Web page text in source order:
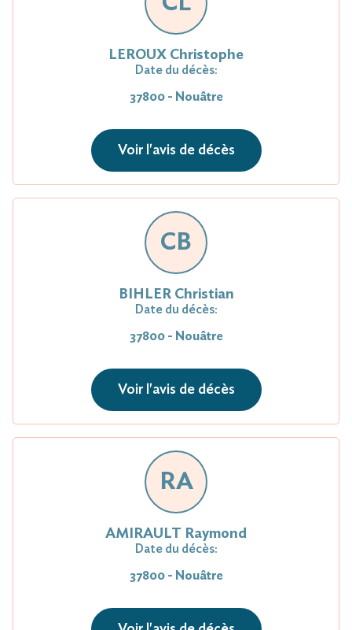
LEROUX Christophe
Date du décès:
37800 - Nouâtre
Voir l'avis de décès
CB
BIHLER Christian
Date du décès:
37800 - Nouâtre
Voir l'avis de décès
RA
AMIRAULT Raymond
Date du décès:
37800 - Nouâtre